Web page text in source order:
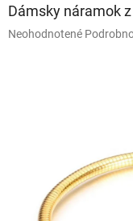
Dámske
náušnice
Dámske
hodinky
Dámsky náramok
Priemerné
Neohodnotené